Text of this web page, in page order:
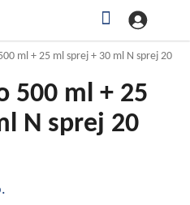
ml + 25 ml sprej + 30 ml N sprej 20
500 ml + 25
N sprej 20